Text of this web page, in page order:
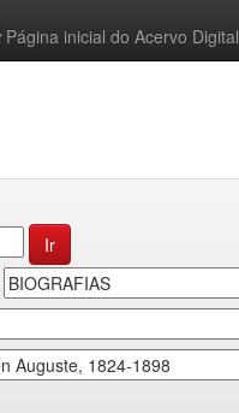
Página inicial do Acervo Digital